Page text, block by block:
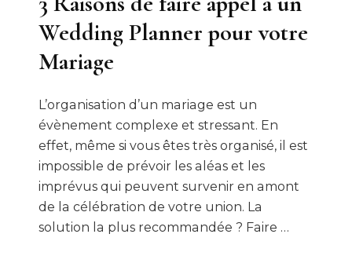
Wedding Planner pour votre
Mariage
L’organisation d’un mariage est un
évènement complexe et stressant. En
effet, même si vous êtes très organisé, il est
impossible de prévoir les aléas et les
imprévus qui peuvent survenir en amont
de la célébration de votre union. La
solution la plus recommandée ? Faire …